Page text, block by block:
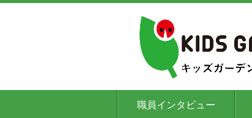
職員インタビュー